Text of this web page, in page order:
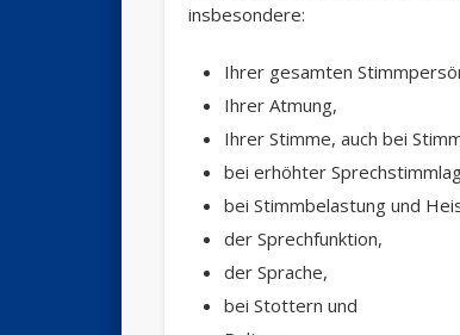
insbesondere:
Ihrer gesamten
Ihrer Atmung,
Ihrer Stimme, auch bei
bei erhöhter
bei Stimmbelastung und
der Sprechfunktion,
der Sprache,
bei Stottern und